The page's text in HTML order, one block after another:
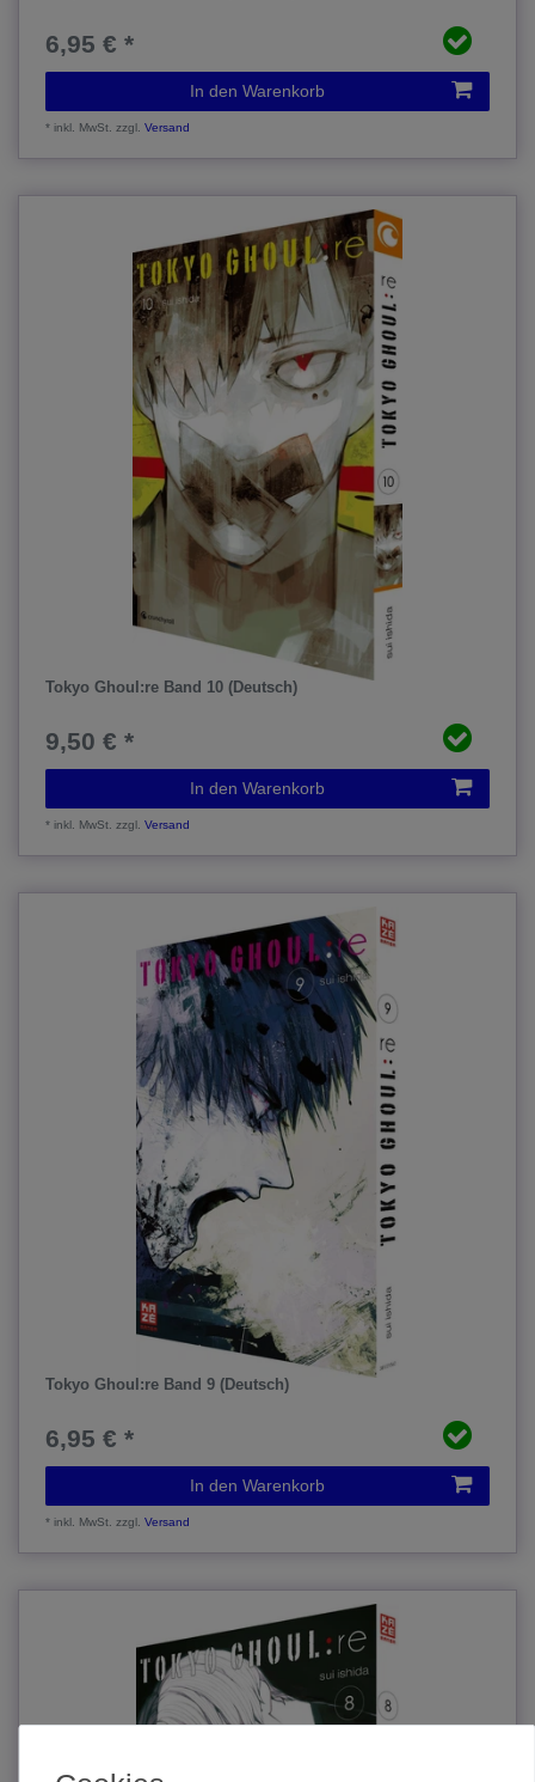
6,95 € *
In den Warenkorb
*inkl. MwSt. zzgl.Versand
Tokyo Ghoul:re Band 10 (Deutsch)
9,50 € *
In den Warenkorb
*inkl. MwSt. zzgl.Versand
Tokyo Ghoul:re Band 9 (Deutsch)
6,95 € *
In den Warenkorb
*inkl. MwSt. zzgl.Versand